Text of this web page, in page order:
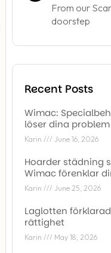
From our
doorstep
Recent Posts
Wimac:
löser dina problem
Karin June 16, 2026
Hoarder städning
Wimac förenklar
Karin June 25, 2026
Laglotten
rättighet
Karin May 18, 2026